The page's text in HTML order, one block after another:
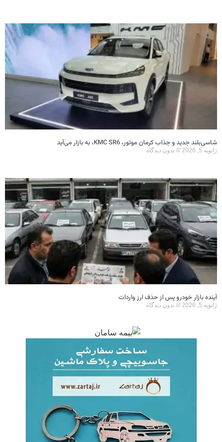
شاسی‌بلند جدید و جذاب کرمان موتور، KMC SR6، به بازار می‌آید
ژانویه 5, 2026 بدون دیدگاه
آینده بازار خودرو پس از حذف ارز واردات
ژانویه 5, 2026 بدون دیدگاه